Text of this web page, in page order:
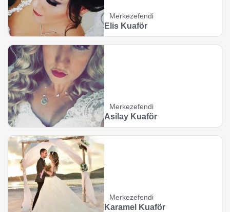
Merkezefendi
Elis Kuaför
Merkezefendi
Asilay Kuaför
Merkezefendi
Karamel Kuaför